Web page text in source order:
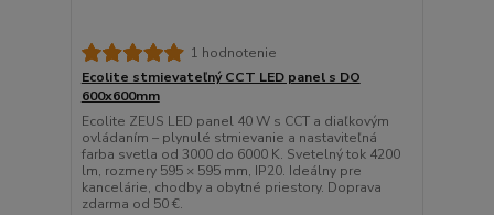
1 hodnotenie
Ecolite stmievateľný CCT LED panel s DO
600x600mm
Ecolite ZEUS LED panel 40 W s CCT a diaľkovým
ovládaním – plynulé stmievanie a nastaviteľná
farba svetla od 3000 do 6000 K. Svetelný tok 4200
lm, rozmery 595 × 595 mm, IP20. Ideálny pre
kancelárie, chodby a obytné priestory. Doprava
zdarma od 50 €.